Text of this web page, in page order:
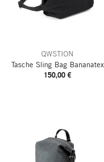
QWSTION
Tasche Sling Bag Bananatex
150,00 €